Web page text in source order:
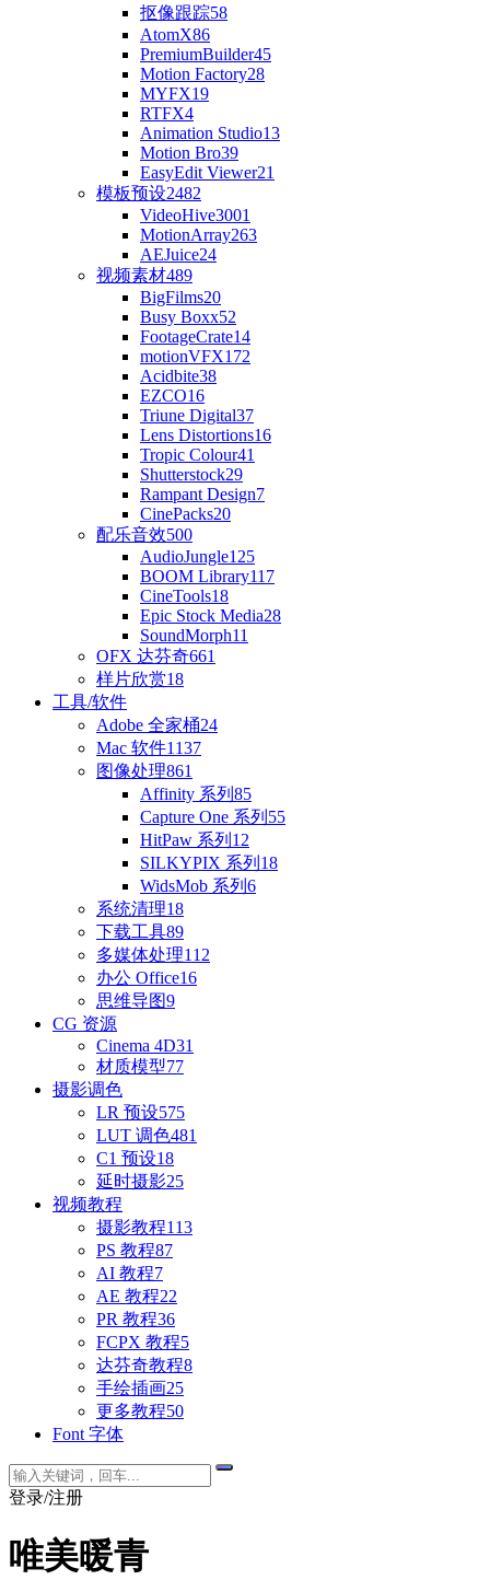
抠像跟踪58
AtomX86
PremiumBuilder45
Motion Factory28
MYFX19
RTFX4
Animation Studio13
Motion Bro39
EasyEdit Viewer21
模板预设2482
VideoHive3001
MotionArray263
AEJuice24
视频素材489
BigFilms20
Busy Boxx52
FootageCrate14
motionVFX172
Acidbite38
EZCO16
Triune Digital37
Lens Distortions16
Tropic Colour41
Shutterstock29
Rampant Design7
CinePacks20
配乐音效500
AudioJungle125
BOOM Library117
CineTools18
Epic Stock Media28
SoundMorph11
OFX 达芬奇661
样片欣赏18
工具/软件
Adobe 全家桶24
Mac 软件1137
图像处理861
Affinity 系列 85
Capture One 系列 55
HitPaw 系列 12
SILKYPIX 系列 18
WidsMob 系列 6
系统清理18
下载工具89
多媒体处理112
办公 Office16
思维导图9
CG 资源
Cinema 4D31
材质模型77
摄影调色
LR 预设575
LUT 调色481
C1 预设18
延时摄影25
视频教程
摄影教程113
PS 教程87
AI 教程7
AE 教程22
PR 教程36
FCPX 教程5
达芬奇教程8
手绘插画25
更多教程50
Font 字体
登录/注册
唯美暖青